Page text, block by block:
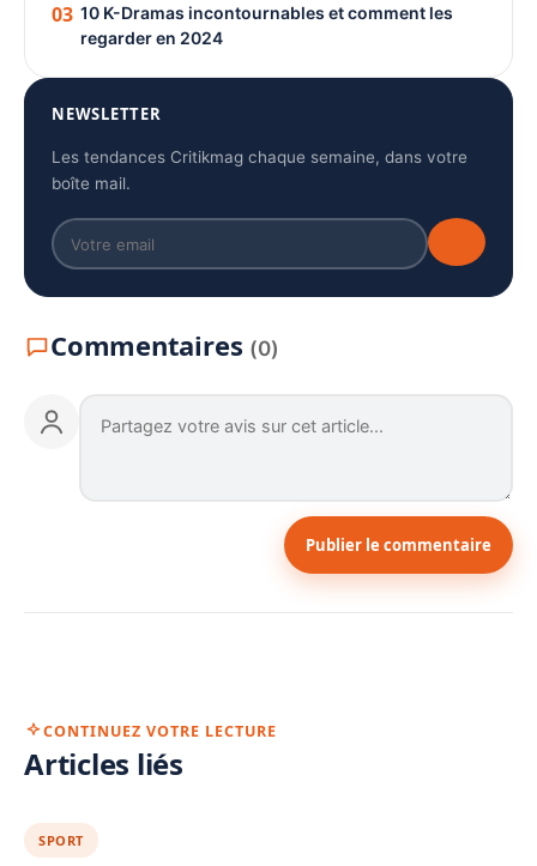
03 10 K-Dramas incontournables et comment les
regarder en 2024
NEWSLETTER
Les tendances Critikmag chaque semaine, dans votre
boîte mail.
Commentaires (0)
Publier le commentaire
CONTINUEZ VOTRE LECTURE
Articles liés
SPORT